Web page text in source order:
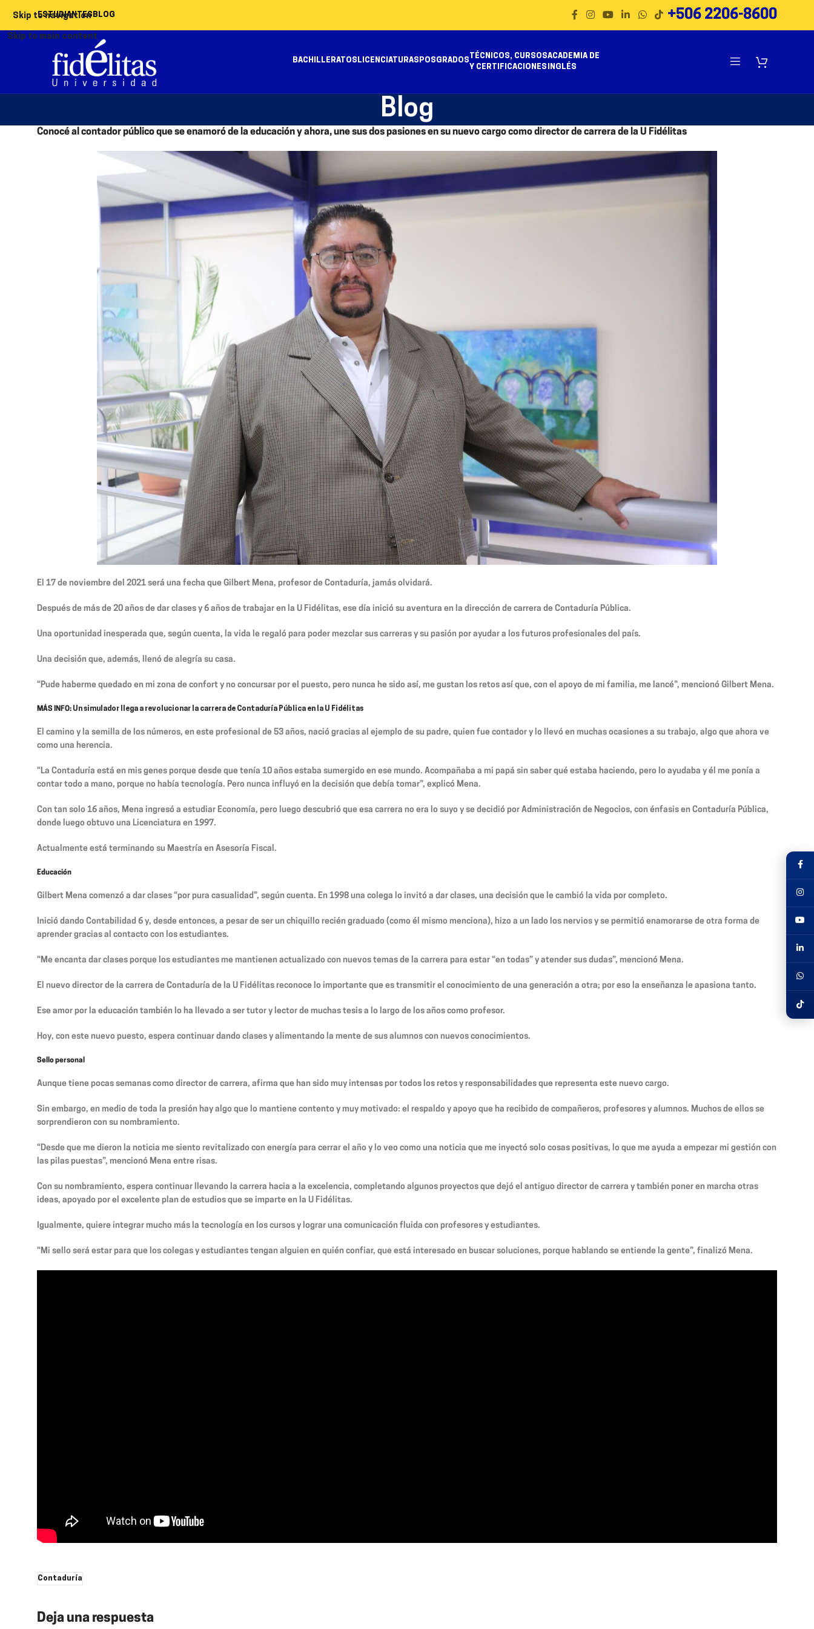
Skip to navigation
Skip to main content
ESTUDIANTES BLOG +506 2206-8600
BACHILLERATOS LICENCIATURAS POSGRADOS
TÉCNICOS, CURSOS
Y CERTIFICACIONES
ACADEMIA DE
INGLÉS
Blog
Conocé al contador público que se enamoró de la educación y ahora, une sus dos pasiones en su nuevo cargo como director de carrera de la U Fidélitas
El 17 de noviembre del 2021 será una fecha que Gilbert Mena, profesor de Contaduría, jamás olvidará.
Después de más de 20 años de dar clases y 6 años de trabajar en la U Fidélitas, ese día inició su aventura en la dirección de carrera de Contaduría Pública.
Una oportunidad inesperada que, según cuenta, la vida le regaló para poder mezclar sus carreras y su pasión por ayudar a los futuros profesionales del país.
Una decisión que, además, llenó de alegría su casa.
“Pude haberme quedado en mi zona de confort y no concursar por el puesto, pero nunca he sido así, me gustan los retos así que, con el apoyo de mi familia, me lancé”, mencionó Gilbert Mena.
MÁS INFO: Un simulador llega a revolucionar la carrera de Contaduría Pública en la U Fidélitas
El camino y la semilla de los números, en este profesional de 53 años, nació gracias al ejemplo de su padre, quien fue contador y lo llevó en muchas ocasiones a su trabajo, algo que ahora ve
como una herencia.
“La Contaduría está en mis genes porque desde que tenía 10 años estaba sumergido en ese mundo. Acompañaba a mi papá sin saber qué estaba haciendo, pero lo ayudaba y él me ponía a
contar todo a mano, porque no había tecnología. Pero nunca influyó en la decisión que debía tomar”, explicó Mena.
Con tan solo 16 años, Mena ingresó a estudiar Economía, pero luego descubrió que esa carrera no era lo suyo y se decidió por Administración de Negocios, con énfasis en Contaduría Pública,
donde luego obtuvo una Licenciatura en 1997.
Actualmente está terminando su Maestría en Asesoría Fiscal.
Educación
Gilbert Mena comenzó a dar clases “por pura casualidad”, según cuenta. En 1998 una colega lo invitó a dar clases, una decisión que le cambió la vida por completo.
Inició dando Contabilidad 6 y, desde entonces, a pesar de ser un chiquillo recién graduado (como él mismo menciona), hizo a un lado los nervios y se permitió enamorarse de otra forma de
aprender gracias al contacto con los estudiantes.
“Me encanta dar clases porque los estudiantes me mantienen actualizado con nuevos temas de la carrera para estar “en todas” y atender sus dudas”, mencionó Mena.
El nuevo director de la carrera de Contaduría de la U Fidélitas reconoce lo importante que es transmitir el conocimiento de una generación a otra; por eso la enseñanza le apasiona tanto.
Ese amor por la educación también lo ha llevado a ser tutor y lector de muchas tesis a lo largo de los años como profesor.
Hoy, con este nuevo puesto, espera continuar dando clases y alimentando la mente de sus alumnos con nuevos conocimientos.
Sello personal
Aunque tiene pocas semanas como director de carrera, afirma que han sido muy intensas por todos los retos y responsabilidades que representa este nuevo cargo.
Sin embargo, en medio de toda la presión hay algo que lo mantiene contento y muy motivado: el respaldo y apoyo que ha recibido de compañeros, profesores y alumnos. Muchos de ellos se
sorprendieron con su nombramiento.
“Desde que me dieron la noticia me siento revitalizado con energía para cerrar el año y lo veo como una noticia que me inyectó solo cosas positivas, lo que me ayuda a empezar mi gestión con
las pilas puestas”, mencionó Mena entre risas.
Con su nombramiento, espera continuar llevando la carrera hacia a la excelencia, completando algunos proyectos que dejó el antiguo director de carrera y también poner en marcha otras
ideas, apoyado por el excelente plan de estudios que se imparte en la U Fidélitas.
Igualmente, quiere integrar mucho más la tecnología en los cursos y lograr una comunicación fluida con profesores y estudiantes.
“Mi sello será estar para que los colegas y estudiantes tengan alguien en quién confiar, que está interesado en buscar soluciones, porque hablando se entiende la gente”, finalizó Mena.
Contaduría
Deja una respuesta